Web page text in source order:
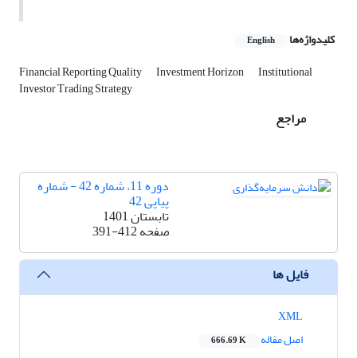
کلیدواژه‌ها English
Financial Reporting Quality Investment Horizon Institutional
Investor Trading Strategy
مراجع
دوره 11، شماره 42 - شماره
پیاپی 42
تابستان 1401
صفحه391-412
فایل ها
اصل مقاله
666.69 K